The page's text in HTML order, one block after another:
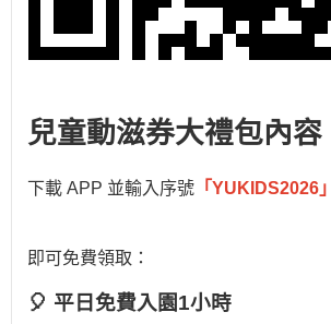
兒童動滋券大禮包內容
下載 APP 並輸入序號 「YUKIDS2026 」
即可免費領取：
🎈 平日免費入園1小時